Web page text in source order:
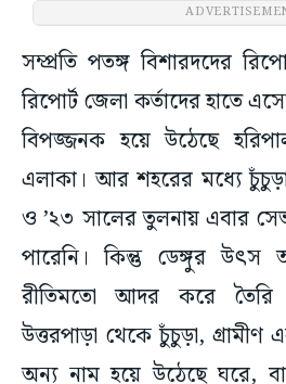
সম্প্রতি পতঙ্গ বিশারদদের
রিপোর্ট জেলা কর্তাদের হাতে
বিপজ্জনক হয়ে উঠেছে
এলাকা। আর শহরের মধ্যে
ও ’২৩ সালের তুলনায় এবার
পারেনি। কিন্তু ডেঙ্গুর উৎস
রীতিমতো আদর করে তৈরি
উত্তরপাড়া থেকে চুঁচুড়া, গ্রামীণ
অন্য নাম হয়ে উঠেছে ঘরে,